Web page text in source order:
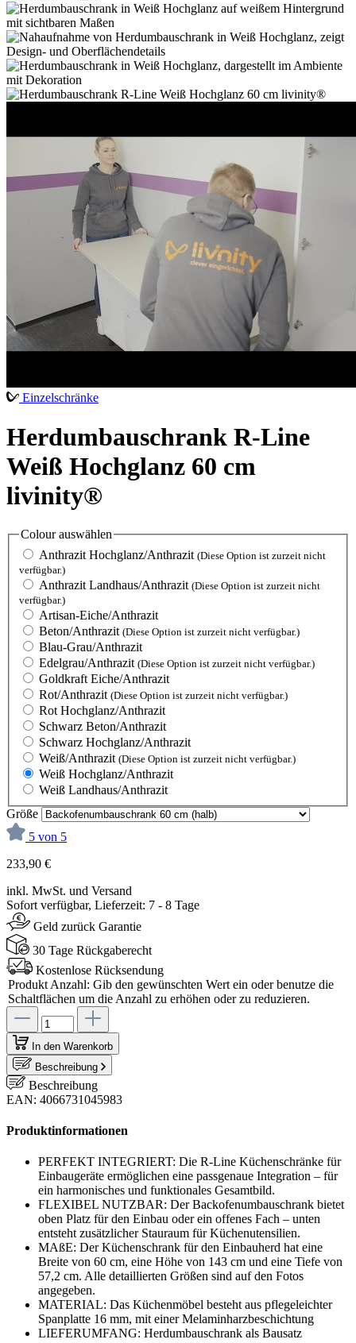
Einzelschränke
Herdumbauschrank R-Line
Weiß Hochglanz 60 cm
livinity®
Colourauswählen
Anthrazit Hochglanz/Anthrazit (Diese Option ist zurzeit nicht
verfügbar.)
Anthrazit Landhaus/Anthrazit (Diese Option ist zurzeit nicht
verfügbar.)
Artisan-Eiche/Anthrazit
Beton/Anthrazit (Diese Option ist zurzeit nicht verfügbar.)
Blau-Grau/Anthrazit
Edelgrau/Anthrazit (Diese Option ist zurzeit nicht verfügbar.)
Goldkraft Eiche/Anthrazit
Rot/Anthrazit (Diese Option ist zurzeit nicht verfügbar.)
Rot Hochglanz/Anthrazit
Schwarz Beton/Anthrazit
Schwarz Hochglanz/Anthrazit
Weiß/Anthrazit (Diese Option ist zurzeit nicht verfügbar.)
Weiß Hochglanz/Anthrazit
Weiß Landhaus/Anthrazit
Größe
5 von 5
233,90 €
inkl. MwSt. und Versand
Sofort verfügbar, Lieferzeit: 7 - 8 Tage
Geld zurück Garantie
30 Tage Rückgaberecht
Kostenlose Rücksendung
Produkt Anzahl: Gib den gewünschten Wert ein oder benutze die
Schaltflächen um die Anzahl zu erhöhen oder zu reduzieren.
In den Warenkorb
Beschreibung
Beschreibung
EAN: 4066731045983
Produktinformationen
PERFEKT INTEGRIERT: Die R-Line Küchenschränke für
Einbaugeräte ermöglichen eine passgenaue Integration – für
ein harmonisches und funktionales Gesamtbild.
FLEXIBEL NUTZBAR: Der Backofenumbauschrank bietet
oben Platz für den Einbau oder ein offenes Fach – unten
entsteht zusätzlicher Stauraum für Küchenutensilien.
MAßE: Der Küchenschrank für den Einbauherd hat eine
Breite von 60 cm, eine Höhe von 143 cm und eine Tiefe von
57,2 cm. Alle detaillierten Größen sind auf den Fotos
angegeben.
MATERIAL: Das Küchenmöbel besteht aus pflegeleichter
Spanplatte 16 mm, mit einer Melaminharzbeschichtung
LIEFERUMFANG: Herdumbauschrank als Bausatz